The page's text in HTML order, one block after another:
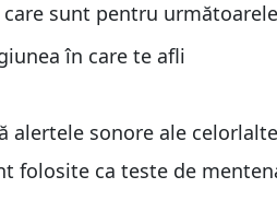
sunt pentru
în care te afli
alertele sonore ale celorlalte
folosite ca teste de